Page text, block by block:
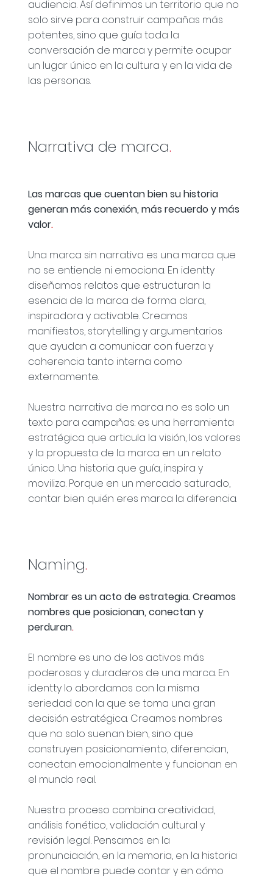
audiencia. Así definimos un territorio que no
solo sirve para construir campañas más
potentes, sino que guía toda la
conversación de marca y permite ocupar
un lugar único en la cultura y en la vida de
las personas.
Narrativa de marca.
Las marcas que cuentan bien su historia
generan más conexión, más recuerdo y más
valor.
Una marca sin narrativa es una marca que
no se entiende ni emociona. En identty
diseñamos relatos que estructuran la
esencia de la marca de forma clara,
inspiradora y activable. Creamos
manifiestos, storytelling y argumentarios
que ayudan a comunicar con fuerza y
coherencia tanto interna como
externamente.
Nuestra narrativa de marca no es solo un
texto para campañas: es una herramienta
estratégica que articula la visión, los valores
y la propuesta de la marca en un relato
único. Una historia que guía, inspira y
moviliza. Porque en un mercado saturado,
contar bien quién eres marca la diferencia.
Naming.
Nombrar es un acto de estrategia. Creamos
nombres que posicionan, conectan y
perduran.
El nombre es uno de los activos más
poderosos y duraderos de una marca. En
identty lo abordamos con la misma
seriedad con la que se toma una gran
decisión estratégica. Creamos nombres
que no solo suenan bien, sino que
construyen posicionamiento, diferencian,
conectan emocionalmente y funcionan en
el mundo real.
Nuestro proceso combina creatividad,
análisis fonético, validación cultural y
revisión legal. Pensamos en la
pronunciación, en la memoria, en la historia
que el nombre puede contar y en cómo